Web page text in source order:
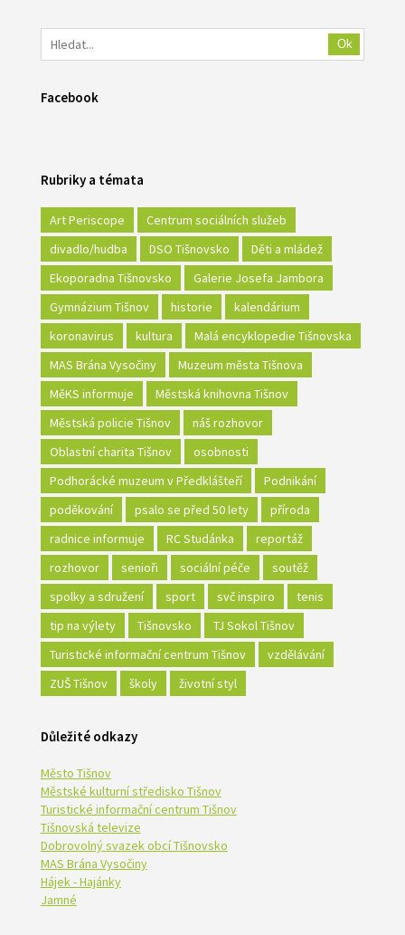
Ok
Facebook
Rubriky a témata
Art Periscope
Centrum sociálních služeb
divadlo/hudba
DSO Tišnovsko
Děti a mládež
Ekoporadna Tišnovsko
Galerie Josefa Jambora
Gymnázium Tišnov
historie
kalendárium
koronavirus
kultura
Malá encyklopedie Tišnovska
MAS Brána Vysočiny
Muzeum města Tišnova
MěKS informuje
Městská knihovna Tišnov
Městská policie Tišnov
náš rozhovor
Oblastní charita Tišnov
osobnosti
Podhorácké muzeum v Předklášteří
Podnikání
poděkování
psalo se před 50 lety
příroda
radnice informuje
RC Studánka
reportáž
rozhovor
senioři sociální péče
soutěž
spolky a sdružení
sport svč inspiro
tenis
tip na výlety
Tišnovsko
TJ Sokol Tišnov
Turistické informační centrum Tišnov
vzdělávání
ZUŠ Tišnov
školy životní styl
Důležité odkazy
Město Tišnov
Městské kulturní středisko Tišnov
Turistické informační centrum Tišnov
Tišnovská televize
Dobrovolný svazek obcí Tišnovsko
MAS Brána Vysočiny
Hájek - Hajánky
Jamné